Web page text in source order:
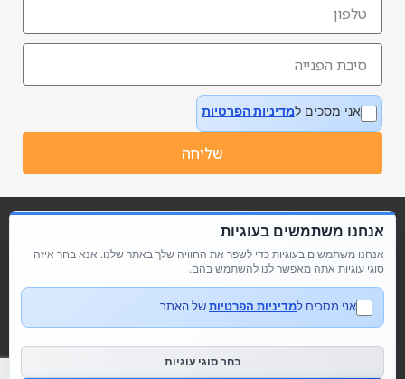
אני מסכים למדיניות הפרטיות
שליחה
מדיניות פרטיות הצהרת נגישות
אנחנו משתמשים בעוגיות
אנחנו משתמשים בעוגיות כדי לשפר את החוויה שלך באתר שלנו. אנא בחר איזה
סוגי עוגיות אתה מאפשר לנו להשתמש בהם.
אני מסכים למדיניות הפרטיותשל האתר
בחר סוגי עוגיות